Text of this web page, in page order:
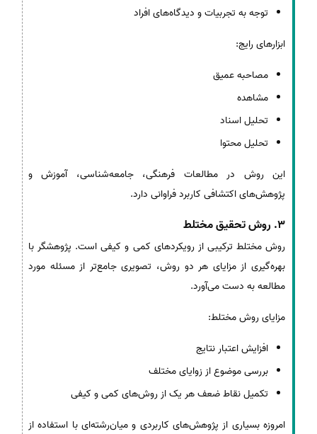
توجه به تجربیات و دیدگاه‌های افراد
ابزارهای رایج:
مصاحبه عمیق
مشاهده
تحلیل اسناد
تحلیل محتوا
این روش در مطالعات فرهنگی، جامعه‌شناسی، آموزش و
پژوهش‌های اکتشافی کاربرد فراوانی دارد.
3. روش تحقیق مختلط
روش مختلط ترکیبی از رویکردهای کمی و کیفی است. پژوهشگر با
بهره‌گیری از مزایای هر دو روش، تصویری جامع‌تر از مسئله مورد
مطالعه به دست می‌آورد.
مزایای روش مختلط:
افزایش اعتبار نتایج
بررسی موضوع از زوایای مختلف
تکمیل نقاط ضعف هر یک از روش‌های کمی و کیفی
امروزه بسیاری از پژوهش‌های کاربردی و میان‌رشته‌ای با استفاده از